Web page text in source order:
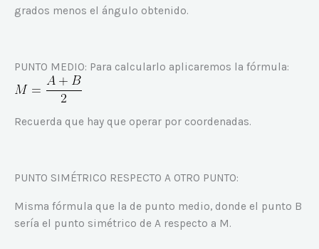
grados menos el ángulo obtenido.
PUNTO MEDIO: Para calcularlo aplicaremos la fórmula:
Recuerda que hay que operar por coordenadas.
PUNTO SIMÉTRICO RESPECTO A OTRO PUNTO:
Misma fórmula que la de punto medio, donde el punto B
sería el punto simétrico de A respecto a M.